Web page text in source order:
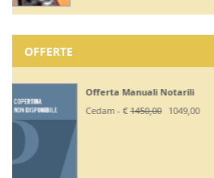
2026 - Esame Avv
Giuffrè - €375,00 330,00